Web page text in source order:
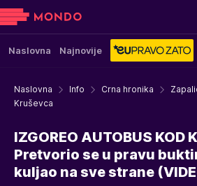
Naslovna Najnovije
Naslovna Info Crna hronika
Kruševca
IZGOREO AUTOBUS KOD
Pretvorio se u pravu
kuljao na sve strane